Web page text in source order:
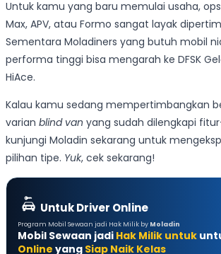
Untuk kamu yang baru memulai usaha,
Max, APV, atau Formo sangat layak
Sementara Moladiners yang butuh mobil
performa tinggi bisa mengarah ke DFSK
HiAce.
Kalau kamu sedang mempertimbangkan
varian blind van yang sudah dilengkapi
kunjungi Moladin sekarang untuk
pilihan tipe. Yuk, cek sekarang!
Untuk Driver Online
Program Mobil Sewaan jadi Hak Milik by Moladin
Mobil Sewaan jadi Hak Milik untuk
Online yang Siap Naik Kelas